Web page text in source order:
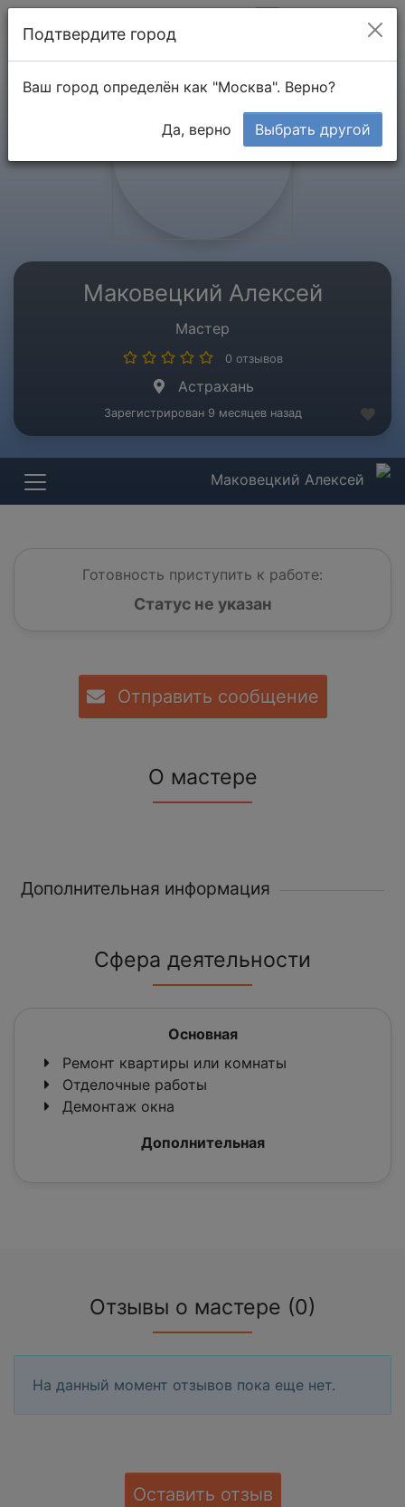
Маковецкий Алексей
Мастер
0 отзывов
Астрахань
Зарегистрирован 9 месяцев назад
Маковецкий Алексей
Готовность приступить к работе:
Статус не указан
Отправить сообщение
О мастере
Дополнительная информация
Сфера деятельности
Основная
Ремонт квартиры или комнаты
Отделочные работы
Демонтаж окна
Дополнительная
Отзывы о мастере (0)
На данный момент отзывов пока еще нет.
Оставить отзыв
Подтвердите город
Ваш город определён как "Москва". Верно?
Да, верно Выбрать другой